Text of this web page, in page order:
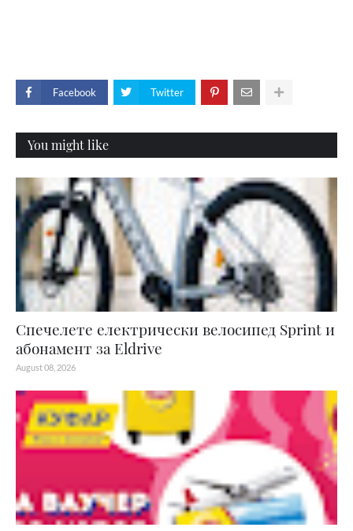
Facebook Twitter
You might like
Спечелете електрически велосипед Sprint и
абонамент за Eldrive
August 08, 2026